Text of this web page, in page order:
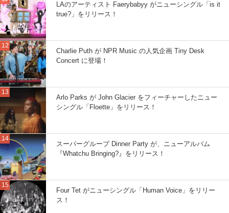
LAのアーティスト Faerybabyy がニューシングル「is it
true?」をリリース！
Charlie Puth が NPR Music の人気企画 Tiny Desk
Concert に登場！
Arlo Parks が John Glacier をフィーチャーしたニュー
シングル「Floette」をリリース！
スーパーグループ Dinner Party が、ニューアルバム
『Whatchu Bringing?』をリリース！
Four Tet がニューシングル「Human Voice」をリリー
ス！